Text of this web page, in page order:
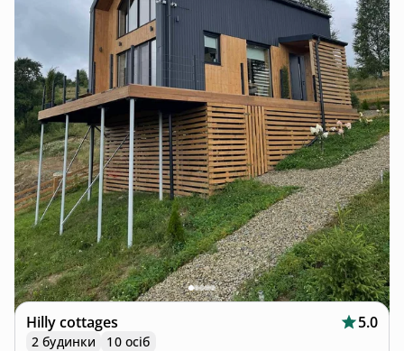
Hilly cottages 5.0
2 будинки
10 осіб